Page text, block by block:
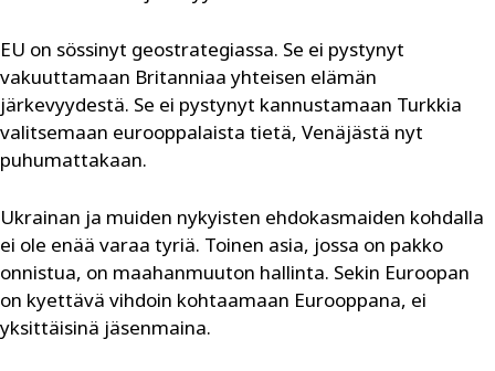
EU on sössinyt geostrategiassa. Se ei pystynyt
vakuuttamaan Britanniaa yhteisen elämän
järkevyydestä. Se ei pystynyt kannustamaan Turkkia
valitsemaan eurooppalaista tietä, Venäjästä nyt
puhumattakaan.
Ukrainan ja muiden nykyisten ehdokasmaiden kohdalla
ei ole enää varaa tyriä. Toinen asia, jossa on pakko
onnistua, on maahanmuuton hallinta. Sekin Euroopan
on kyettävä vihdoin kohtaamaan Eurooppana, ei
yksittäisinä jäsenmaina.